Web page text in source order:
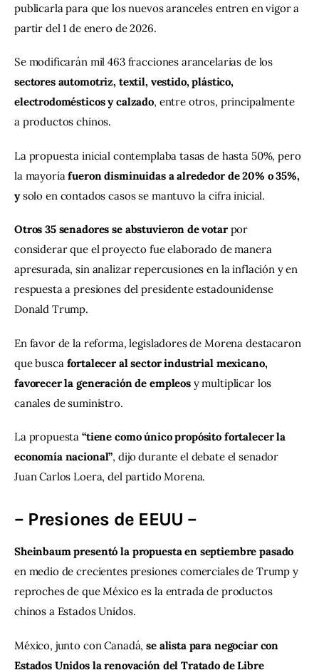
publicarla para que los nuevos aranceles entren en vigor a
partir del 1 de enero de 2026.
Se modificarán mil 463 fracciones arancelarias de los
sectores automotriz, textil, vestido, plástico,
electrodomésticos y calzado, entre otros, principalmente
a productos chinos.
La propuesta inicial contemplaba tasas de hasta 50%, pero
la mayoría fueron disminuidas a alrededor de 20% o 35%,
y solo en contados casos se mantuvo la cifra inicial.
Otros 35 senadores se abstuvieron de votar por
considerar que el proyecto fue elaborado de manera
apresurada, sin analizar repercusiones en la inflación y en
respuesta a presiones del presidente estadounidense
Donald Trump.
En favor de la reforma, legisladores de Morena destacaron
que busca fortalecer al sector industrial mexicano,
favorecer la generación de empleos y multiplicar los
canales de suministro.
La propuesta “tiene como único propósito fortalecer la
economía nacional”, dijo durante el debate el senador
Juan Carlos Loera, del partido Morena.
– Presiones de EEUU –
Sheinbaum presentó la propuesta en septiembre pasado
en medio de crecientes presiones comerciales de Trump y
reproches de que México es la entrada de productos
chinos a Estados Unidos.
México, junto con Canadá, se alista para negociar con
Estados Unidos la renovación del Tratado de Libre